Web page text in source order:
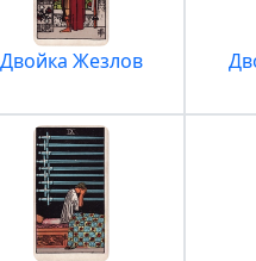
Двойка Жезлов